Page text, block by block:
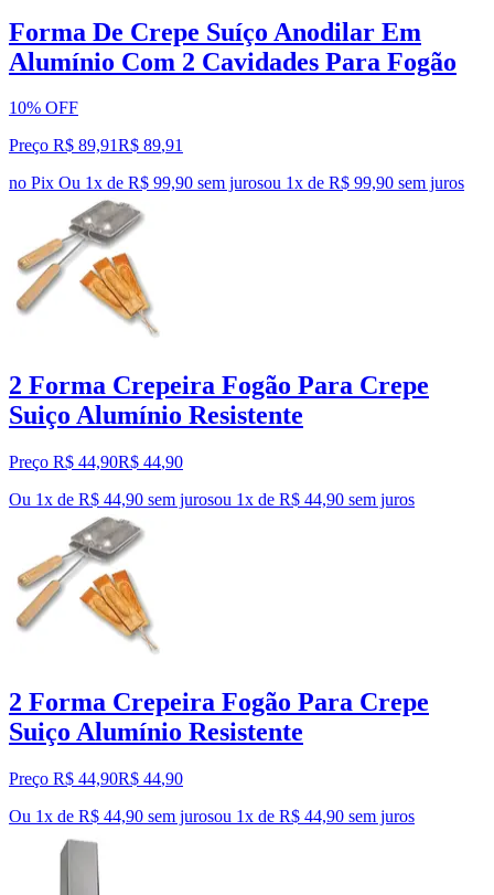
Forma De Crepe Suíço Anodilar Em
Alumínio Com 2 Cavidades Para Fogão
10% OFF
Preço R$ 89,91R$ 89,91
no Pix Ou 1x de R$ 99,90 sem jurosou 1x de R$ 99,90 sem juros
2 Forma Crepeira Fogão Para Crepe
Suiço Alumínio Resistente
Preço R$ 44,90R$ 44,90
Ou 1x de R$ 44,90 sem jurosou 1x de R$ 44,90 sem juros
2 Forma Crepeira Fogão Para Crepe
Suiço Alumínio Resistente
Preço R$ 44,90R$ 44,90
Ou 1x de R$ 44,90 sem jurosou 1x de R$ 44,90 sem juros